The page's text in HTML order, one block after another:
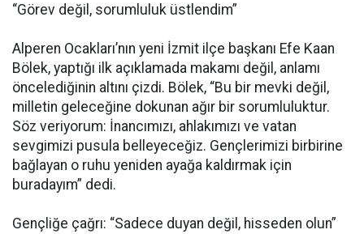
“Görev değil, sorumluluk üstlendim”
Alperen Ocakları’nın yeni İzmit ilçe başkanı Efe Kaan
Bölek, yaptığı ilk açıklamada makamı değil, anlamı
öncelediğinin altını çizdi. Bölek, “Bu bir mevki değil,
milletin geleceğine dokunan ağır bir sorumluluktur.
Söz veriyorum: İnancımızı, ahlakımızı ve vatan
sevgimizi pusula belleyeceğiz. Gençlerimizi birbirine
bağlayan o ruhu yeniden ayağa kaldırmak için
buradayım” dedi.
Gençliğe çağrı: “Sadece duyan değil, hisseden olun”